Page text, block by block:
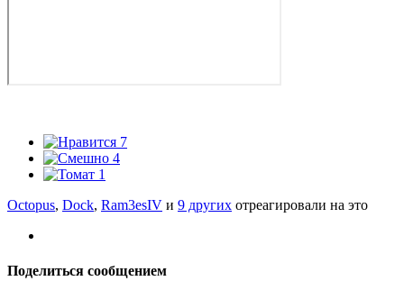
7
4
1
Octopus, Dock, Ram3esIV и 9 других отреагировали на это
Поделиться сообщением